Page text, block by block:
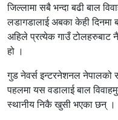
जिल्लामा सबै भन्दा बढी बाल
लडागडालाई अबका केही दिनमा
अहिले प्रत्येक गाउँ टोलहरुबाट
हो ।
गुड नेवर्स इन्टरनेशनल नेपालको
पहलमा यस वडालाई बाल
स्थानीय निकै खुसी भएका छन् ।